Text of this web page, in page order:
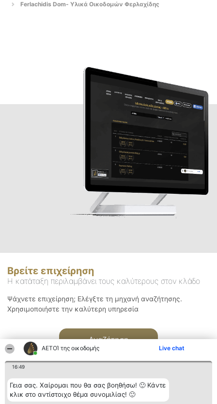
ΑΕΤΟΊ της οικοδομής Live chat
16:49
Γεια σας. Χαίρομαι που θα σας βοηθήσω! 🙂 Κάντε
κλικ στο αντίστοιχο θέμα συνομιλίας! 🙂
Ferlachidis Dom- Υλικά Οικοδομών Φερλαχίδης
Βρείτε επιχείρηση
Η κατάταξη περιλαμβάνει τους καλύτερους στον κλάδο
Ψάχνετε επιχείρηση; Ελέγξτε τη μηχανή αναζήτησης.
Χρησιμοποιήστε την καλύτερη υπηρεσία
Αναζήτηση